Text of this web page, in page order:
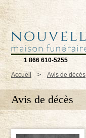
1 866 610-5255
Accueil > Avis de décès
Avis de décès